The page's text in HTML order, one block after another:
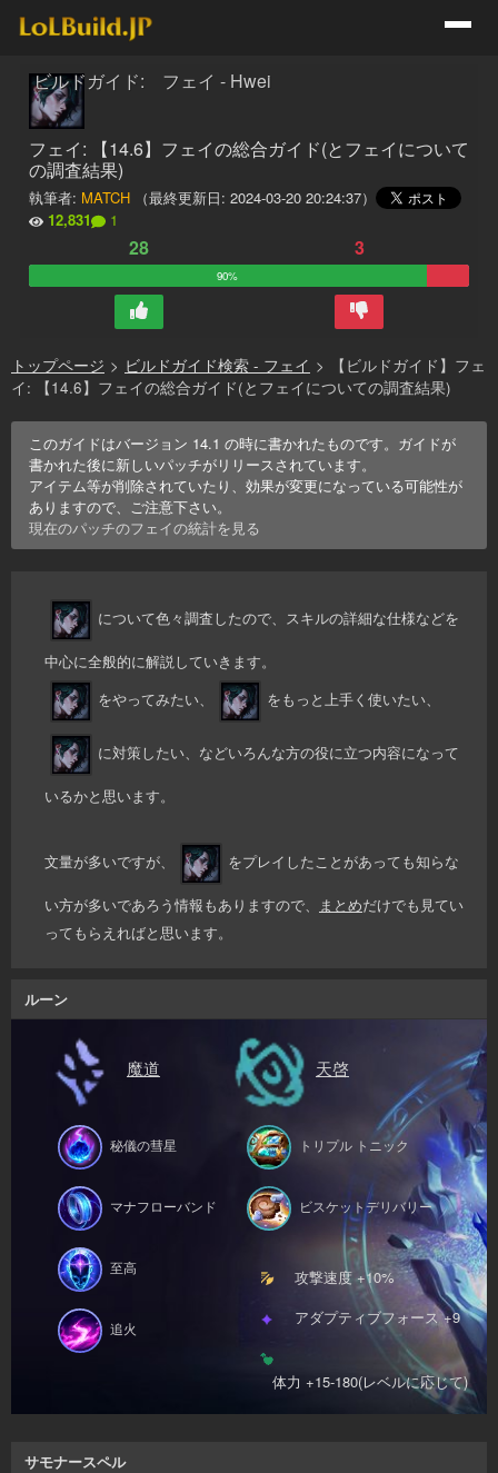
ビルドガイド: フェイ - Hwei
フェイ: 【14.6】フェイの総合ガイド(とフェイについて
の調査結果)
執筆者: MATCH （最終更新日: 2024-03-20 20:24:37）
12,831
1
28 3
90%
トップページ > ビルドガイド検索 - フェイ >
【ビルドガイド】フェ
イ: 【14.6】フェイの総合ガイド(とフェイについての調査結果)
このガイドはバージョン 14.1 の時に書かれたものです。ガイドが
書かれた後に新しいパッチがリリースされています。
アイテム等が削除されていたり、効果が変更になっている可能性が
ありますので、ご注意下さい。
現在のパッチのフェイの統計を見る
について色々調査したので、スキルの詳細な仕様などを
中心に全般的に解説していきます。
をやってみたい、
をもっと上手く使いたい、
に対策したい、などいろんな方の役に立つ内容になって
いるかと思います。
文量が多いですが、 をプレイしたことがあっても知らな
い方が多いであろう情報もありますので、 まとめだけでも見てい
ってもらえればと思います。
ルーン
魔道
秘儀の彗星
マナフローバンド
至高
追火
天啓
トリプル トニック
ビスケットデリバリー
攻撃速度 +10%
アダプティブフォース +9
体力 +15-180(レベルに応じて)
サモナースペル